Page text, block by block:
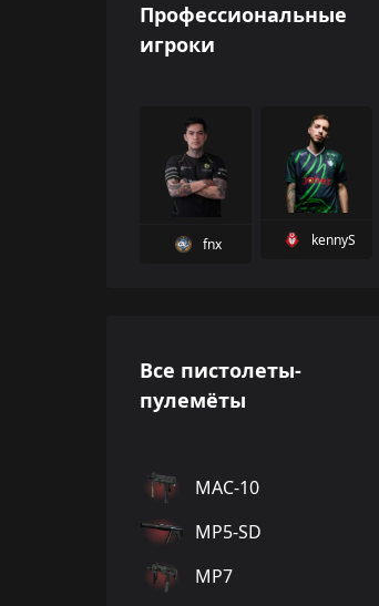
Профессиональные
игроки
fnx kennyS
Все пистолеты-
пулемёты
MAC-10
MP5-SD
MP7